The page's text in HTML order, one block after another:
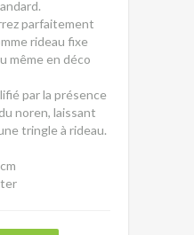
parfaitement
rideau fixe
même en déco
par la présence
noren, laissant
tringle à rideau.